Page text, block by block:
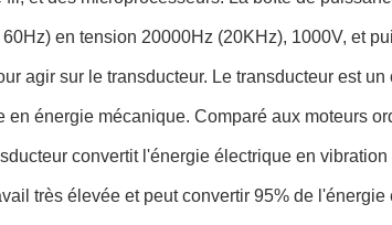
en tension 20000Hz (20KHz), 1000V, et
agir sur le transducteur. Le transducteur est
en énergie mécanique. Comparé aux moteurs
convertit l'énergie électrique en
très élevée et peut convertir 95% de